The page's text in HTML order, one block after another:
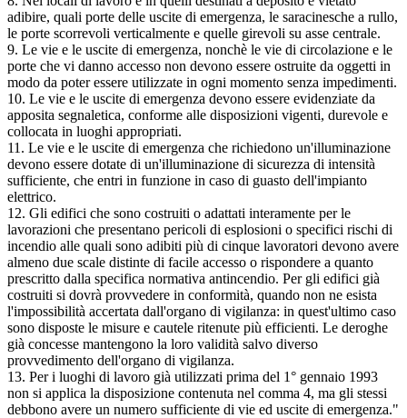
adibire, quali porte delle uscite di emergenza, le saracinesche a rullo,
le porte scorrevoli verticalmente e quelle girevoli su asse centrale.
9. Le vie e le uscite di emergenza, nonchè le vie di circolazione e le
porte che vi danno accesso non devono essere ostruite da oggetti in
modo da poter essere utilizzate in ogni momento senza impedimenti.
10. Le vie e le uscite di emergenza devono essere evidenziate da
apposita segnaletica, conforme alle disposizioni vigenti, durevole e
collocata in luoghi appropriati.
11. Le vie e le uscite di emergenza che richiedono un'illuminazione
devono essere dotate di un'illuminazione di sicurezza di intensità
sufficiente, che entri in funzione in caso di guasto dell'impianto
elettrico.
12. Gli edifici che sono costruiti o adattati interamente per le
lavorazioni che presentano pericoli di esplosioni o specifici rischi di
incendio alle quali sono adibiti più di cinque lavoratori devono avere
almeno due scale distinte di facile accesso o rispondere a quanto
prescritto dalla specifica normativa antincendio. Per gli edifici già
costruiti si dovrà provvedere in conformità, quando non ne esista
l'impossibilità accertata dall'organo di vigilanza: in quest'ultimo caso
sono disposte le misure e cautele ritenute più efficienti. Le deroghe
già concesse mantengono la loro validità salvo diverso
provvedimento dell'organo di vigilanza.
13. Per i luoghi di lavoro già utilizzati prima del 1° gennaio 1993
non si applica la disposizione contenuta nel comma 4, ma gli stessi
debbono avere un numero sufficiente di vie ed uscite di emergenza."